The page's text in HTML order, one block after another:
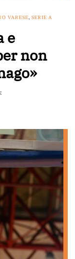
VARESE, SERIE A
e
non